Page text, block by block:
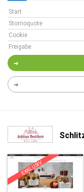
Start
Stornoquote
Cookie
Freigabe
EXKLUSIV